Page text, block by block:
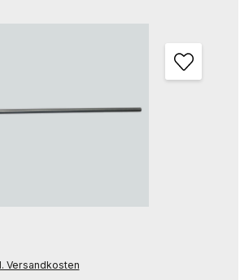
Versandkosten